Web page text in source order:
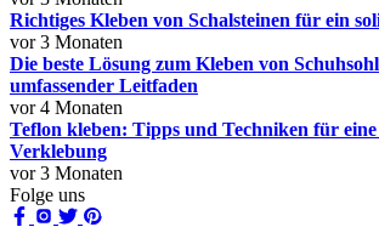
Richtiges Kleben von Schalsteinen für ein
vor 3 Monaten
Die beste Lösung zum Kleben von
umfassender Leitfaden
vor 4 Monaten
Teflon kleben: Tipps und Techniken für eine
Verklebung
vor 3 Monaten
Folge uns